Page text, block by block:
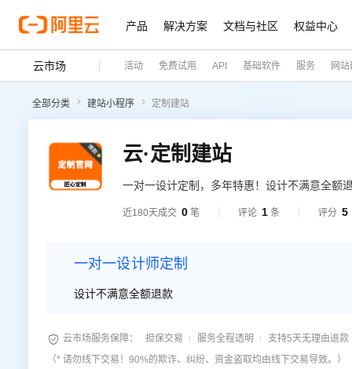
产品 解决方案 文档与社区 权益中心
云市场 活动 免费试用 API 基础软件 服务 网
全部分类 建站小程序 定制建站
云·定制建站
一对一设计定制，多年特惠！设计不满意全额
近180天成交 0 笔 评论 1 条 评分 5
一对一设计师定制
设计不满意全额退款
 云市场服务保障： 担保交易 服务全程透明
支持5天无理由退款
（* 请勿线下交易！90%的欺诈、纠纷、资金盗取均由线下交易导致。）